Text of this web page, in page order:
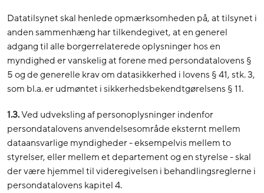
Datatilsynet skal henlede opmærksomheden på, at tilsynet i
anden sammenhæng har tilkendegivet, at en generel
adgang til alle borgerrelaterede oplysninger hos en
myndighed er vanskelig at forene med persondatalovens §
5 og de generelle krav om datasikkerhed i lovens § 41, stk. 3,
som bl.a. er udmøntet i sikkerhedsbekendtgørelsens § 11.
1.3.Ved udveksling af personoplysninger indenfor
persondatalovens anvendelsesområde eksternt mellem
dataansvarlige myndigheder - eksempelvis mellem to
styrelser, eller mellem et departement og en styrelse - skal
der være hjemmel til videregivelsen i behandlingsreglerne i
persondatalovens kapitel 4.